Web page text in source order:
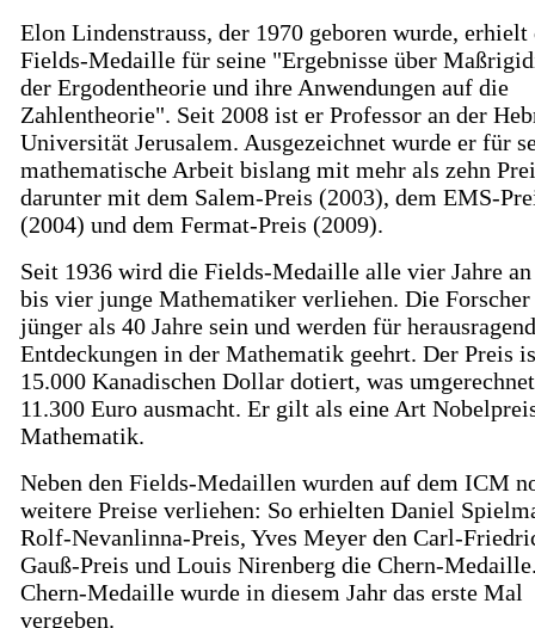
Elon Lindenstrauss, der 1970 geboren wurde, erhielt
Fields-Medaille für seine "Ergebnisse über
der Ergodentheorie und ihre Anwendungen auf die
Zahlentheorie". Seit 2008 ist er Professor an der
Universität Jerusalem. Ausgezeichnet wurde er für
mathematische Arbeit bislang mit mehr als zehn
darunter mit dem Salem-Preis (2003), dem EMS-
(2004) und dem Fermat-Preis (2009).
Seit 1936 wird die Fields-Medaille alle vier Jahre
bis vier junge Mathematiker verliehen. Die Forscher
jünger als 40 Jahre sein und werden für
Entdeckungen in der Mathematik geehrt. Der Preis
15.000 Kanadischen Dollar dotiert, was
11.300 Euro ausmacht. Er gilt als eine Art
Mathematik.
Neben den Fields-Medaillen wurden auf dem ICM
weitere Preise verliehen: So erhielten Daniel
Rolf-Nevanlinna-Preis, Yves Meyer den Carl-
Gauß-Preis und Louis Nirenberg die Chern-
Chern-Medaille wurde in diesem Jahr das erste Mal
vergeben.